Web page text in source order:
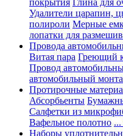
покрытия Глина для
Удалители царапин,
полироли Мерные
лопатки для
Провода
Витая пара Греющий
Провод
автомобильный
Протирочные
Абсорбьенты
Салфетки из
Вафельное полотно
Наборы